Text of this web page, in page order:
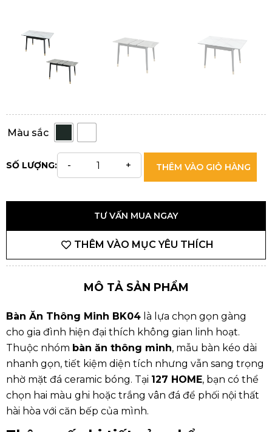
Màu sắc
SỐ LƯỢNG: THÊM VÀO GIỎ HÀNG
TƯ VẤN MUA NGAY
THÊM VÀO MỤC YÊU THÍCH
MÔ TẢ SẢN PHẨM
Bàn Ăn Thông Minh BK04 là lựa chọn gọn gàng
cho gia đình hiện đại thích không gian linh hoạt.
Thuộc nhóm bàn ăn thông minh, mẫu bàn kéo dài
nhanh gọn, tiết kiệm diện tích nhưng vẫn sang trọng
nhờ mặt đá ceramic bóng. Tại 127 HOME, bạn có thể
chọn hai màu ghi hoặc trắng vân đá để phối nội thất
hài hòa với căn bếp của mình.